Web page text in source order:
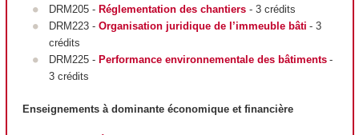
DRM205 - Réglementation des chantiers- 3 crédits
DRM223 - Organisation juridique de l’immeuble bâti - 3
crédits
DRM225 - Performance environnementale des bâtiments -
3 crédits
Enseignements à dominante économique et financière